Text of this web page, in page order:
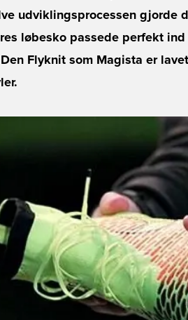
udviklingsprocessen gjorde
løbesko passede perfekt
Flyknit som Magista er